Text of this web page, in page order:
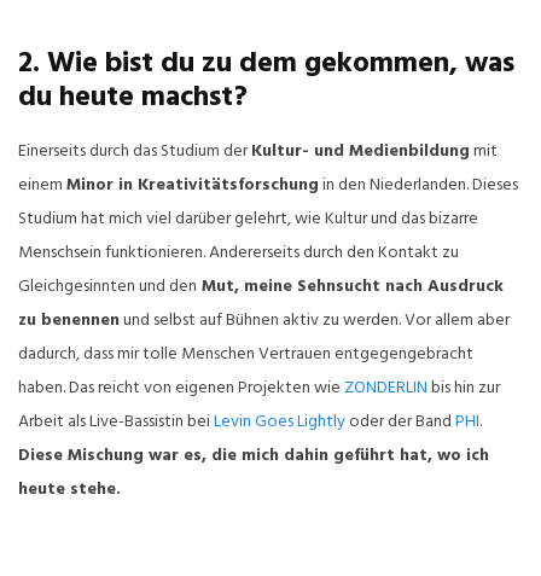
2. Wie bist du zu dem gekommen, was
du heute machst?
Einerseits durch das Studium derKultur- und Medienbildungmit
einemMinor in Kreativitätsforschungin den Niederlanden. Dieses
Studium hat mich viel darüber gelehrt, wie Kultur und das bizarre
Menschsein funktionieren. Andererseits durch den Kontakt zu
Gleichgesinnten und den Mut, meine Sehnsucht nach Ausdruck
zu benennenund selbst auf Bühnen aktiv zu werden. Vor allem aber
dadurch, dass mir tolle Menschen Vertrauen entgegengebracht
haben. Das reicht von eigenen Projekten wie ZONDERLINbis hin zur
Arbeit als Live-Bassistin beiLevin Goes Lightlyoder der BandPHI.
Diese Mischung war es, die mich dahin geführt hat, wo ich
heute stehe.